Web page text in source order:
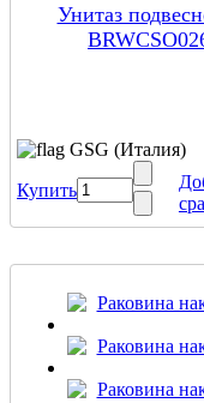
Унитаз
GSG (Италия)
Купить